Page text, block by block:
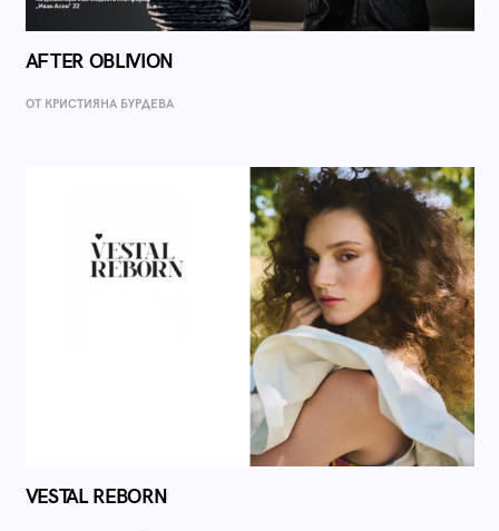
AFTER OBLIVION
ОТ КРИСТИЯНА БУРДЕВА
VESTAL REBORN